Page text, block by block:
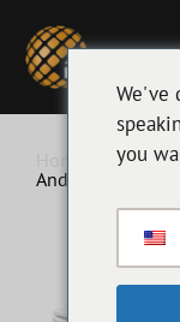
Androbal 325mg
We've
you